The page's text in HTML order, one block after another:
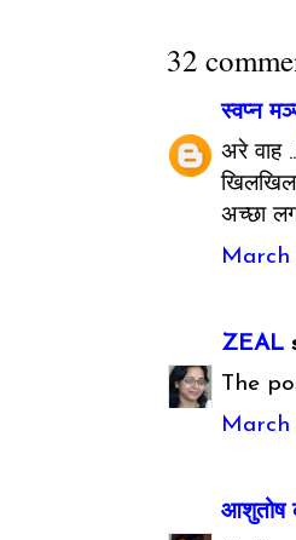
32
स्वप्न
अरे वाह
अच्छा
March
ZEAL
The
March
आशुतोष